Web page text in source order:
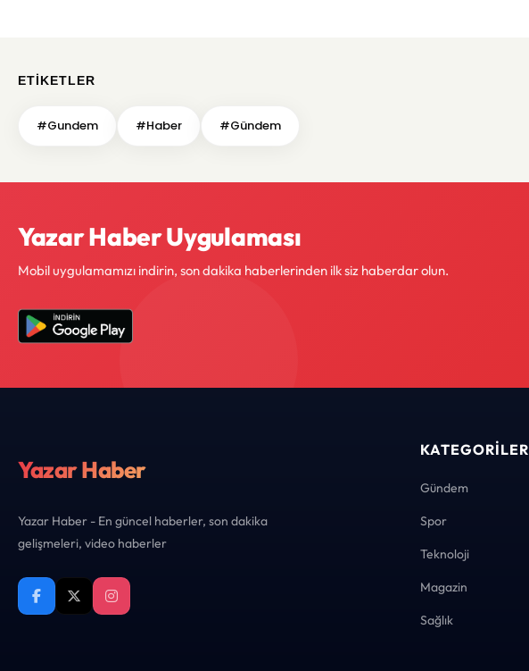
ETIKETLER
#Gundem #Haber #Gündem
Yazar Haber Uygulaması
Mobil uygulamamızı indirin, son dakika haberlerinden ilk siz haberdar olun.
Yazar Haber
Yazar Haber - En güncel haberler, son dakika
gelişmeleri, video haberler
KATEGORILER
Gündem
Spor
Teknoloji
Magazin
Sağlık